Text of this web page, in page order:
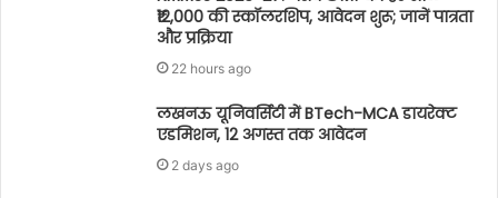
₹12,000 की स्कॉलरशिप, आवेदन शुरू; जानें पात्रता
और प्रक्रिया
22 hours ago
लखनऊ यूनिवर्सिटी में BTech-MCA डायरेक्ट
एडमिशन, 12 अगस्त तक आवेदन
2 days ago